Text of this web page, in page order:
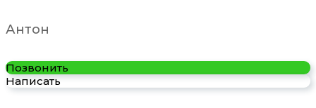
Антон
Позвонить
Написать